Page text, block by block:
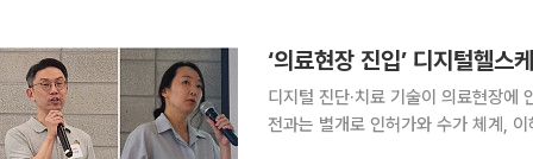
‘의료현장 진입’ 디지털헬스
디지털 진단·치료 기술이 의료현장에
전과는 별개로 인허가와 수가 체계,